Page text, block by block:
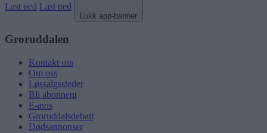
Last ned Last ned
Lukk app-banner
Groruddalen
Kontakt oss
Om oss
Løssalgssteder
Bli abonnent
E-avis
Groruddalsdebatt
Dødsannonser